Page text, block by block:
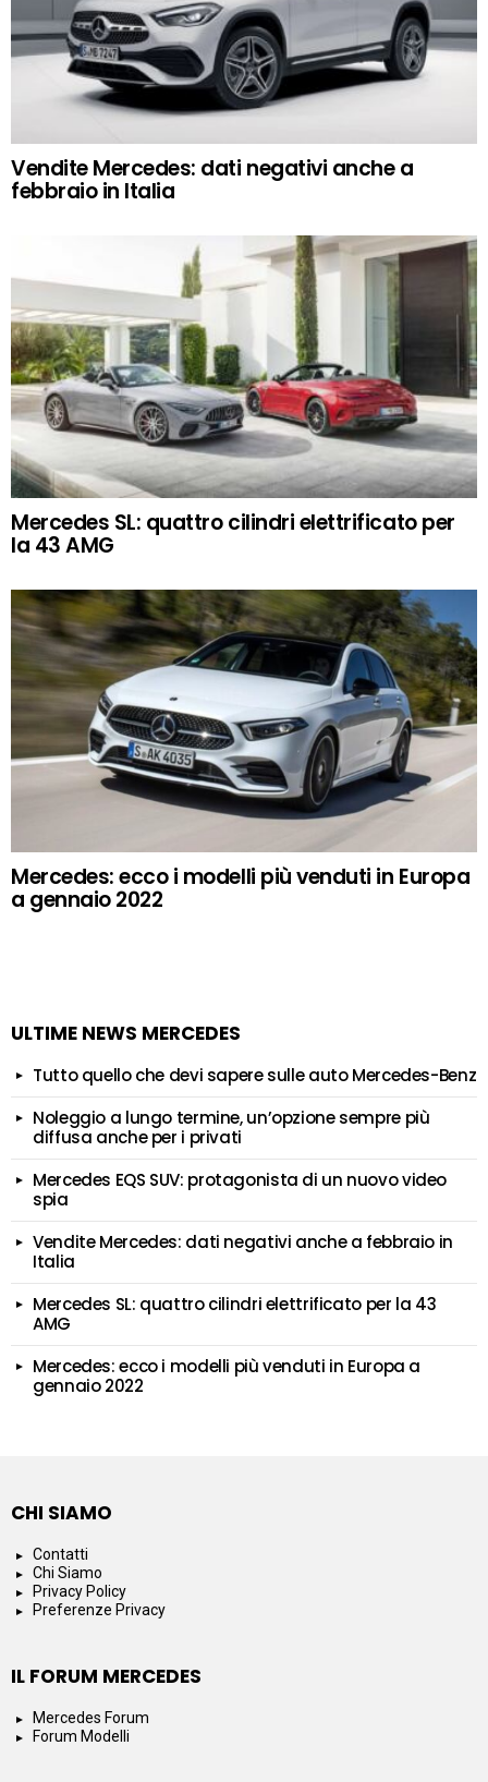
Vendite Mercedes: dati negativi anche a
febbraio in Italia
Mercedes SL: quattro cilindri elettrificato per
la 43 AMG
Mercedes: ecco i modelli più venduti in Europa
a gennaio 2022
ULTIME NEWS MERCEDES
Tutto quello che devi sapere sulle auto Mercedes-Benz
Noleggio a lungo termine, un’opzione sempre più
diffusa anche per i privati
Mercedes EQS SUV: protagonista di un nuovo video
spia
Vendite Mercedes: dati negativi anche a febbraio in
Italia
Mercedes SL: quattro cilindri elettrificato per la 43
AMG
Mercedes: ecco i modelli più venduti in Europa a
gennaio 2022
CHI SIAMO
Contatti
Chi Siamo
Privacy Policy
Preferenze Privacy
IL FORUM MERCEDES
Mercedes Forum
Forum Modelli